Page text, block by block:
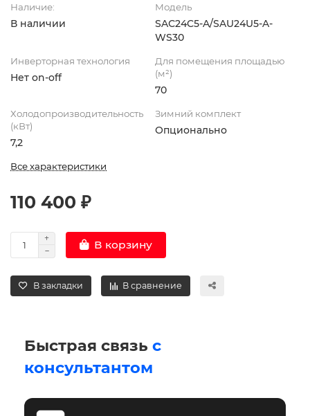
Наличие:
В наличии
Модель
SAС24C5-A/SAU24U5-A-
WS30
Инверторная технология
Нет on-off
Для помещения площадью
(м²)
70
Холодопроизводительность
(кВт)
7,2
Зимний комплект
Опционально
Все характеристики
110 400 ₽
В корзину
В закладки В сравнение
Быстрая связь с
консультантом